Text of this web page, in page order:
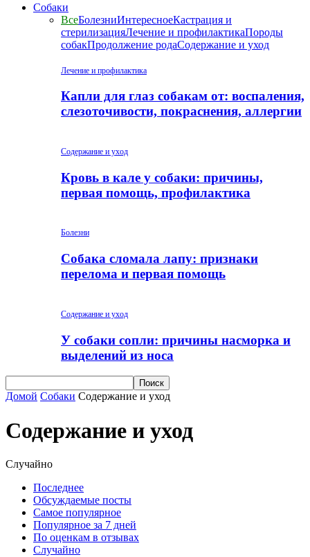
Собаки
ВсеБолезниИнтересноеКастрация и
стерилизацияЛечение и профилактикаПороды
собакПродолжение родаСодержание и уход
Лечение и профилактика
Капли для глаз собакам от: воспаления,
слезоточивости, покраснения, аллергии
Содержание и уход
Кровь в кале у собаки: причины,
первая помощь, профилактика
Болезни
Собака сломала лапу: признаки
перелома и первая помощь
Содержание и уход
У собаки сопли: причины насморка и
выделений из носа
Домой Собаки Содержание и уход
Содержание и уход
Случайно
Последнее
Обсуждаемые посты
Самое популярное
Популярное за 7 дней
По оценкам в отзывах
Случайно